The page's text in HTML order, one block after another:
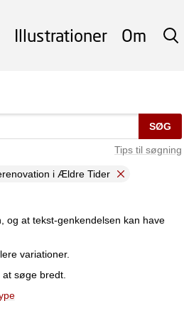
SØG
Illustrationer Om
SØG
Tips til søgning
i Ældre Tider
at tekst-genkendelsen kan have
variationer.
søge bredt.